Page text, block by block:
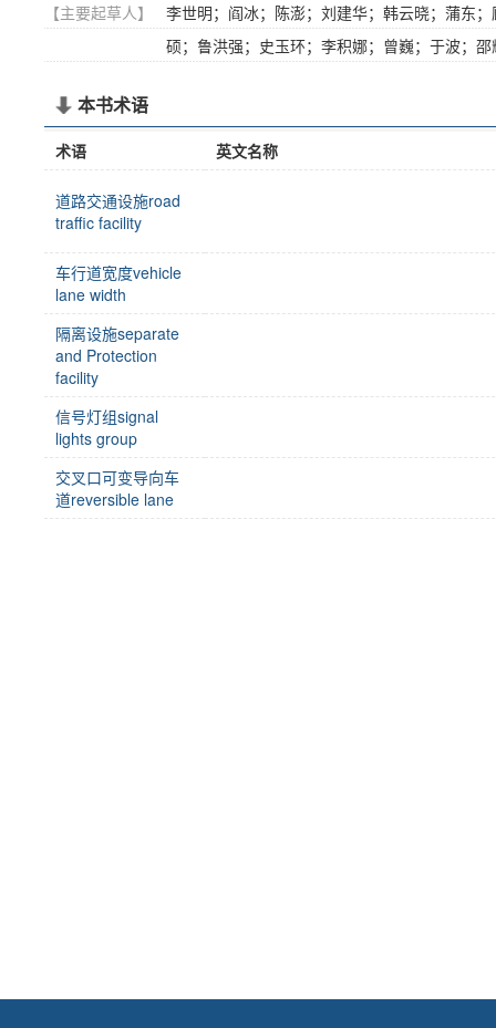
【主要起草人】
李世明；阎冰；陈澎；刘建华；韩云晓；蒲东
硕；鲁洪强；史玉环；李积娜；曾巍；于波；
本书术语
术语 英文名称
道路交通设施road
traffic facility
车行道宽度vehicle
lane width
隔离设施separate
and Protection
facility
信号灯组signal
lights group
交叉口可变导向车
道reversible lane